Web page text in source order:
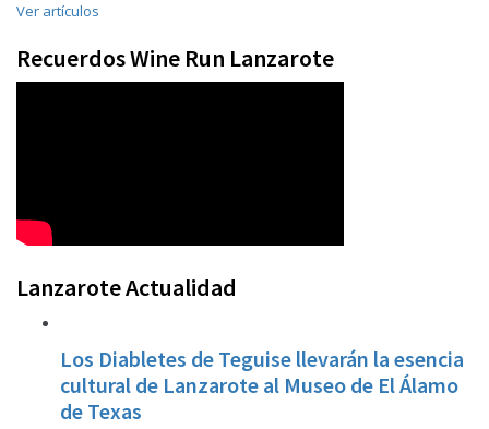
Ver artículos
Recuerdos Wine Run Lanzarote
Lanzarote Actualidad
Los Diabletes de Teguise llevarán la esencia
cultural de Lanzarote al Museo de El Álamo
de Texas